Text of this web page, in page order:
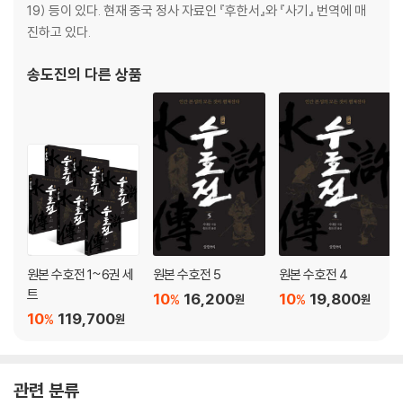
19) 등이 있다. 현재 중국 정사 자료인 『후한서』와 『사기』 번역에 매
진하고 있다.
송도진의 다른 상품
원본 수호전 1~6권 세
트
119,700원
10%
원본 수호전 5
16,200원
10%
원본 수호전 4
19,800원
10%
관련 분류